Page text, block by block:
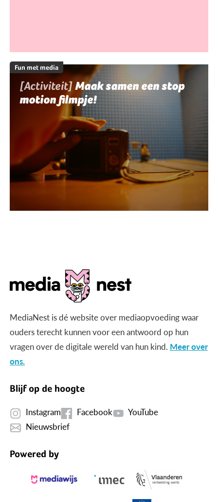
Fun met media
[Activiteit]Maak samen een stop
motion filmpje!
MediaNest is dé website over mediaopvoeding waar
ouders terecht kunnen voor een antwoord op hun
vragen over de digitale wereld van hun kind. Meer over
ons.
Blijf op de hoogte
Instagram Facebook
YouTube
Nieuwsbrief
Powered by